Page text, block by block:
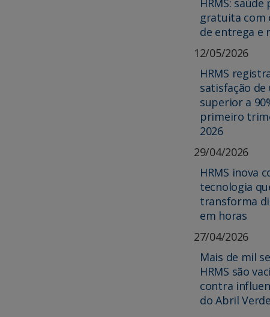
gratuita com
de entrega e
12/05/2026
HRMS
satisfação de
superior a
primeiro
2026
29/04/2026
HRMS inova
tecnologia
transforma
em horas
27/04/2026
Mais de mil
HRMS são
contra
do Abril Verde